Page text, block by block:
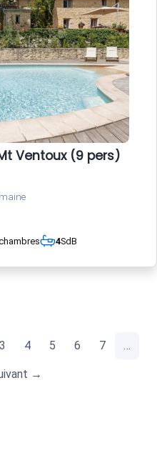
Ventoux (9 pers)
4SdB
3 4 5 6 7 …
→